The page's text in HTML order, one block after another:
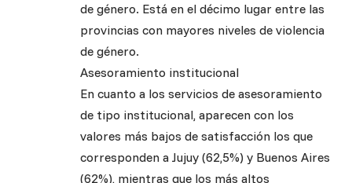
de género. Está en el décimo lugar entre las
provincias con mayores niveles de violencia
de género.
Asesoramiento institucional
En cuanto a los servicios de asesoramiento
de tipo institucional, aparecen con los
valores más bajos de satisfacción los que
corresponden a Jujuy (62,5%) y Buenos Aires
(62%), mientras que los más altos